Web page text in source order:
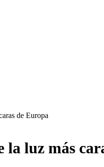
de Europa
la luz más